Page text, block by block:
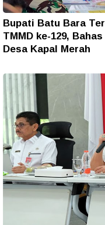
Bupati Batu Bara
TMMD ke-129,
Desa Kapal Merah